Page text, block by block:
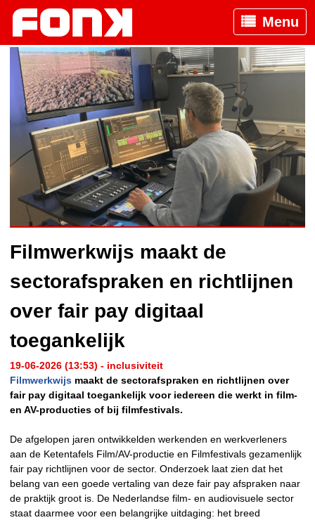
Menu
Filmwerkwijs maakt de
sectorafspraken en richtlijnen
over fair pay digitaal
toegankelijk
19-06-2026 (13:53) - inclusiviteit
Filmwerkwijs maakt de sectorafspraken en richtlijnen over
fair pay digitaal toegankelijk voor iedereen die werkt in film-
en AV-producties of bij filmfestivals.
De afgelopen jaren ontwikkelden werkenden en werkverleners
aan de Ketentafels Film/AV-productie en Filmfestivals gezamenlijk
fair pay richtlijnen voor de sector. Onderzoek laat zien dat het
belang van een goede vertaling van deze fair pay afspraken naar
de praktijk groot is. De Nederlandse film- en audiovisuele sector
staat daarmee voor een belangrijke uitdaging: het breed